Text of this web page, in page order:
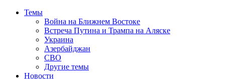
Темы
Война на Ближнем Востоке
Встреча Путина и Трампа на Аляске
Украина
Азербайджан
СВО
Другие темы
Новости